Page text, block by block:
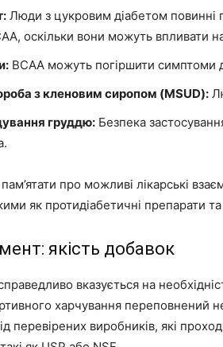
Люди з цукровим діабетом повинні
оскільки вони можуть впливати
BCAA можуть погіршити симптоми
з кленовим сиропом (MSUD):
груддю: Безпека
про можливі лікарські
як протидіабетичні препарати та
якість добавок
вказується на
харчування переповнений
перевірених виробників, які